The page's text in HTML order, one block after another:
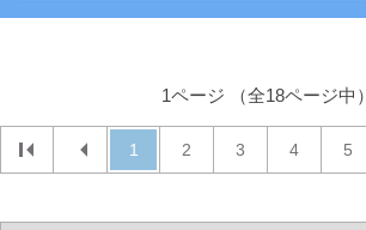
1ページ （全18ページ中）
1 2 3 4 5